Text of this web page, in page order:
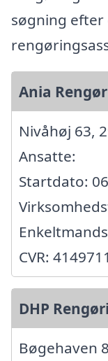
søgning efter
Ania
Nivåhøj 63,
Ansatte:
Startdato:
CVR:
DHP
Bøgehaven